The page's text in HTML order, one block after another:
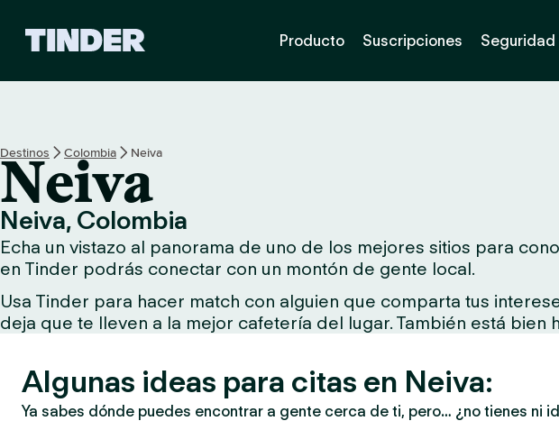
I
c
i
o
Producto Suscripciones Seguridad
Destinos Colombia Neiva
Neiva
Neiva, Colombia
Echa un vistazo al panorama de uno de los mejores sitios para
en Tinder podrás conectar con un montón de gente local.
Usa Tinder para hacer match con alguien que comparta tus
deja que te lleven a la mejor cafetería del lugar. También está
Algunas ideas para citas en Neiva:
Ya sabes dónde puedes encontrar a gente cerca de ti, pero… ¿no tienes ni